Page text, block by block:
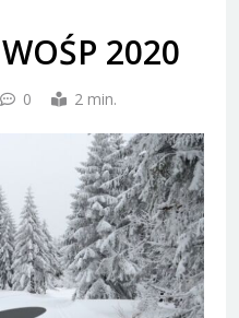
2020
0 2 min.